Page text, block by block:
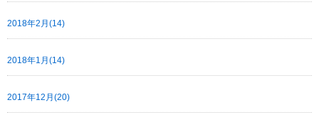
2018年2月(14)
2018年1月(14)
2017年12月(20)